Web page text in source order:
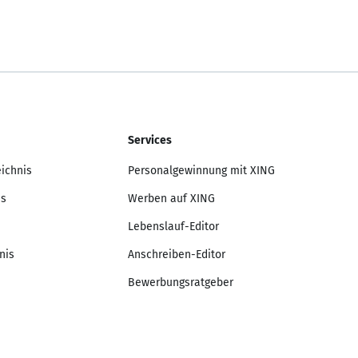
Services
Personalgewinnung mit XING
Werben auf XING
Lebenslauf-Editor
Anschreiben-Editor
Bewerbungsratgeber